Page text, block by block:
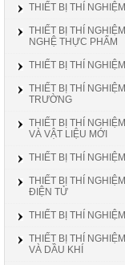
THIẾT BỊ THÍ
THIẾT BỊ THÍ
NGHỆ THỰC PHẨM
THIẾT BỊ THÍ
THIẾT BỊ THÍ
TRƯỜNG
THIẾT BỊ THÍ
VÀ VẬT LIỆU MỚI
THIẾT BỊ THÍ
THIẾT BỊ THÍ
ĐIỆN TỬ
THIẾT BỊ THÍ
THIẾT BỊ THÍ
VÀ DẦU KHÍ